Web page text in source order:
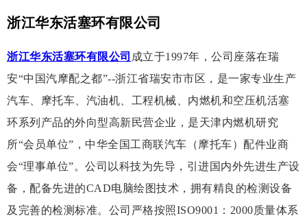
浙江华东活塞环有限公司
浙江华东活塞环有限公司 成立于1997年，公司座落在瑞
安“中国汽摩配之都”--浙江省瑞安市市区，是一家专业生产
汽车、摩托车、汽油机、工程机械、内燃机和空压机活塞
环系列产品的外向型高新民营企业，是天津内燃机研究
所“会员单位”，中华全国工商联汽车（摩托车）配件业商
会“理事单位”。公司以科技为先导，引进国内外先进生产设
备，配备先进的CAD电脑绘图技术，拥有精良的检测设备
及完善的检测标准。公司严格按照ISO9001：2000质量体系